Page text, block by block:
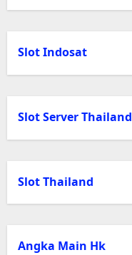
Slot Indosat
Slot Server Thailand
Slot Thailand
Angka Main Hk